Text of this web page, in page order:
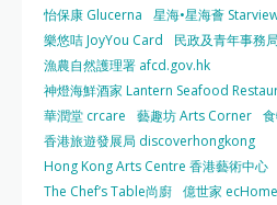
怡保康 Glucerna
星海•星海薈
樂悠咭 JoyYou Card
民政及青年事務
漁農自然護理署 afcd.gov.hk
神燈海鮮酒家 Lantern Seafood
華潤堂 crcare
藝趣坊 Arts Corner
香港旅遊發展局 discoverhongkong
Hong Kong Arts Centre 香港藝術中心
The Chef’s Table尚廚 億世家 ecHome